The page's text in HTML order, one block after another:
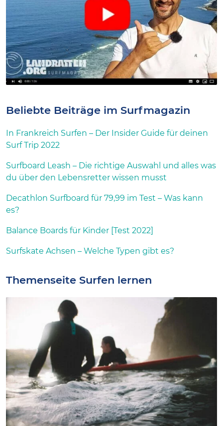
Beliebte Beiträge im Surfmagazin
In Frankreich Surfen – Der Insider Guide für deinen
Surf Trip 2022
Surfboard Leash – Die richtige Auswahl und alles was
du über den Lebensretter wissen musst
Decathlon Surfboard für 79,99 im Test – Was kann
es?
Balance Boards für Kinder [Test 2022]
Surfskate Achsen – Welche Typen gibt es?
Themenseite Surfen lernen